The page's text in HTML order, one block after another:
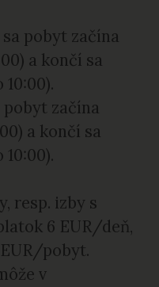
sa pobyt začína
a končí sa
pobyt začína
a končí sa
resp. izby s
6 EUR/deň,
pobyt.
v